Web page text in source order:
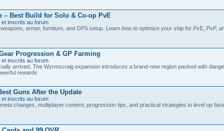
– Best Build for Solo & Co-op PvE
inscrits au forum
armor, furniture, and DPS setup. Learn how to optimize your ship for PvE, PvP,
Progression & GP Farming
inscrits au forum
arrived. The Wyrmscraig expansion introduces a brand-new region packed with
rewards
Guns After the Update
inscrits au forum
changes, multiplayer content, progression tips, and practical strategies to level up